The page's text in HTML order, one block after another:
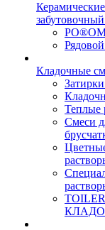
Кладочные
Теплые
Смеси